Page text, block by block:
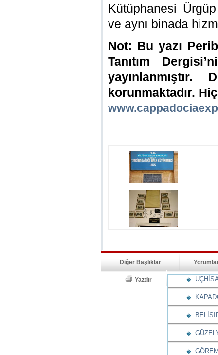
Kütüphanesi
ve aynı binada
Not: Bu yazı
Tanıtım
korunmaktadır.
Diğer Başlıklar
Yazdır �
�
�
�
�